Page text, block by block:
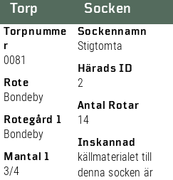
Torp
Torpnumme
r
0081
Rote
Bondeby
Rotegård 1
Bondeby
Mantal 1
3/4
Socken
Sockennamn
Stigtomta
Härads ID
2
Antal Rotar
14
Inskannad
källmaterialet till
denna socken är